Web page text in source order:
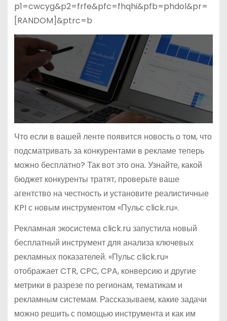
p1=cwcyg&p2=frfe&pfc=fhqhi&pfb=phdol&pr=
[RANDOM]&ptrc=b
Что если в вашей ленте появится новость о том, что
подсматривать за конкурентами в рекламе теперь
можно бесплатно? Так вот это она. Узнайте, какой
бюджет конкуренты тратят, проверьте ваше
агентство на честность и установите реалистичные
KPI с новым инструментом «Пульс click.ru».
Рекламная экосистема click.ru запустила новый
бесплатный инструмент для анализа ключевых
рекламных показателей. «Пульс click.ru»
отображает CTR, CPC, CPA, конверсию и другие
метрики в разрезе по регионам, тематикам и
рекламным системам. Рассказываем, какие задачи
можно решить с помощью инструмента и как им